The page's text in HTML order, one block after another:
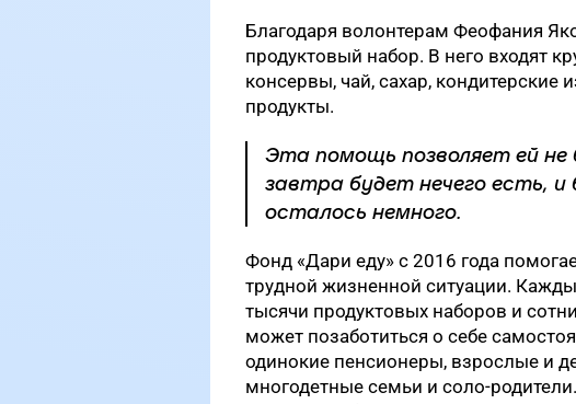
Благодаря волонтерам Феофания
продуктовый набор. В него входят
консервы, чай, сахар, кондитерские
продукты.
Эта помощь позволяет ей
завтра будет нечего есть,
осталось немного.
Фонд «Дари еду» с 2016 года
трудной жизненной ситуации.
тысячи продуктовых наборов и
может позаботиться о себе
одинокие пенсионеры, взрослые и
многодетные семьи и соло-